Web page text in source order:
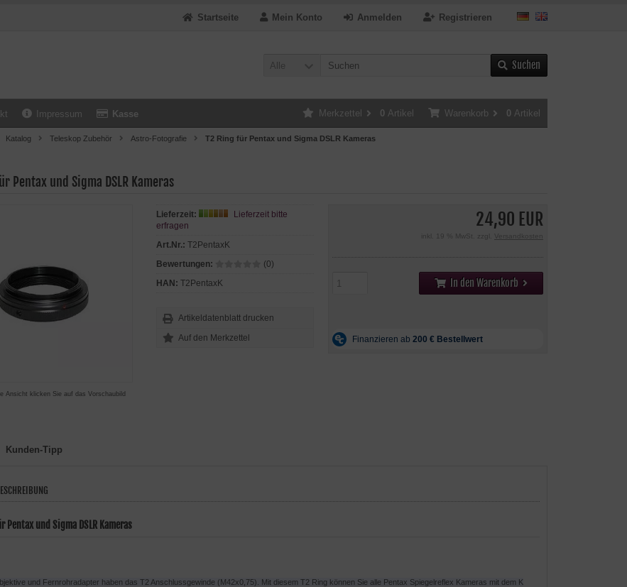
Registrieren
Anmelden
Mein Konto
Startseite
Alle Suchen
Impressum Kasse Warenkorb 0 Artikel
Merkzettel 0 Artikel
Katalog Teleskop Zubehör Astro-Fotografie T2 Ring für Pentax und Sigma DSLR Kameras
Pentax und Sigma DSLR Kameras
Ansicht klicken Sie auf das Vorschaubild
24,90 EUR
inkl. 19 % MwSt. zzgl. Versandkosten
In den Warenkorb
Lieferzeit:
Lieferzeit bitte
erfragen
Art.Nr.: T2PentaxK
Bewertungen:
(0)
HAN: T2PentaxK
Artikeldatenblatt drucken
Kunden-Tipp
Pentax und Sigma DSLR Kameras
und Fernrohradapter haben das T2 Anschlussgewinde (M42x0,75). Mit diesem T2 Ring können Sie alle Pentax Spiegelreflex Kameras mit dem K